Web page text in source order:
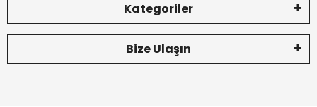
Kategoriler
Bize Ulaşın